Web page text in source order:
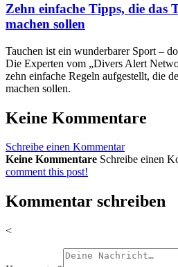
Zehn einfache Tipps, die das
machen sollen
Tauchen ist ein wunderbarer Sport –
Die Experten vom „Divers Alert
zehn einfache Regeln aufgestellt, die
machen sollen.
Keine Kommentare
Schreibe einen Kommentar
Keine Kommentare Schreibe einen
comment this post!
Kommentar schreiben
<